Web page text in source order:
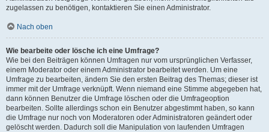
zugelassen zu benötigen, kontaktieren Sie einen Administrator.
Nach oben
Wie bearbeite oder lösche ich eine Umfrage?
Wie bei den Beiträgen können Umfragen nur vom ursprünglichen Verfasser,
einem Moderator oder einem Administrator bearbeitet werden. Um eine
Umfrage zu bearbeiten, ändern Sie den ersten Beitrag des Themas; dieser ist
immer mit der Umfrage verknüpft. Wenn niemand eine Stimme abgegeben hat,
dann können Benutzer die Umfrage löschen oder die Umfrageoption
bearbeiten. Sollte allerdings schon ein Benutzer abgestimmt haben, so kann
die Umfrage nur noch von Moderatoren oder Administratoren geändert oder
gelöscht werden. Dadurch soll die Manipulation von laufenden Umfragen